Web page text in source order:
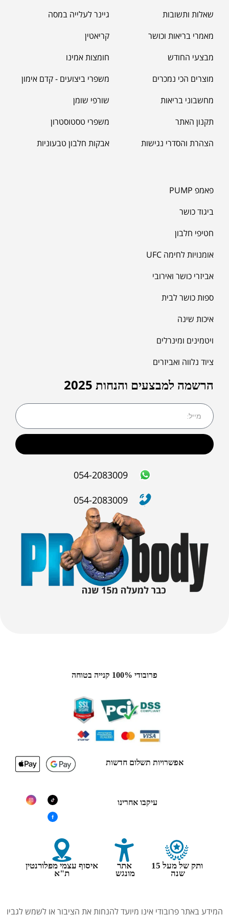
שאלות ותשובות
מאמרי בריאות וכושר
מבצעי החודש
מוצרים הכי נמכרים
מחשבוני בריאות
תקנון האתר
הצהרת והסדרי נגישות
גיינר לעלייה במסה
קריאטין
חומצות אמינו
משפרי ביצועים - קדם אימון
שורפי שומן
משפרי טסטוסטרון
אבקות חלבון טבעוניות
פאמפ PUMP
ביגוד כושר
חטיפי חלבון
אומנויות לחימה UFC
אביזרי כושר ואירובי
ספות כושר לבית
איכות שינה
ויטמינים ומינרלים
ציוד נלווה ואביזרים
הרשמה למבצעים והנחות 2025
054-2083009
054-2083009
פרובודי 100% קנייה בטוחה
אפשרויות תשלום חדשות
עיקבו אחרינו
ותק של מעל 15
שנה
אתר
מונגש
איסוף עצמי מפלורנטין
ת"א
המידע באתר פרובודי אינו מיועד להנחות את הציבור או לשמש לגביו